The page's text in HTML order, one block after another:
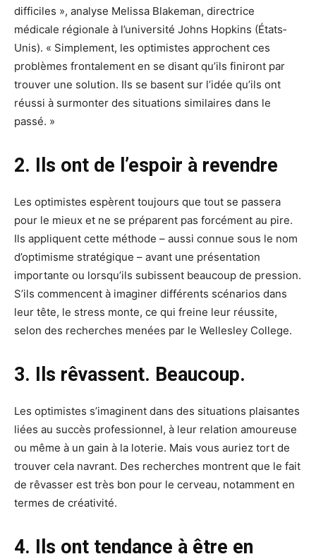
difficiles », analyse Melissa Blakeman, directrice
médicale régionale à l’université Johns Hopkins (États­
Unis). « Simplement, les optimistes approchent ces
problèmes frontalement en se disant qu’ils finiront par
trouver une solution. Ils se basent sur l’idée qu’ils ont
réussi à surmonter des situations similaires dans le
passé. »
2. Ils ont de l’espoir à revendre
Les optimistes espèrent toujours que tout se passera
pour le mieux et ne se préparent pas forcément au pire.
Ils appliquent cette méthode – aussi connue sous le nom
d’optimisme stratégique – avant une présentation
importante ou lorsqu’ils subissent beaucoup de pression.
S’ils commencent à imaginer différents scénarios dans
leur tête, le stress monte, ce qui freine leur réussite,
selon des recherches menées par le Wellesley College.
3. Ils rêvassent. Beaucoup.
Les optimistes s’imaginent dans des situations plaisantes
liées au succès professionnel, à leur relation amoureuse
ou même à un gain à la loterie. Mais vous auriez tort de
trouver cela navrant. Des recherches montrent que le fait
de rêvasser est très bon pour le cerveau, notamment en
termes de créativité.
4. Ils ont tendance à être en